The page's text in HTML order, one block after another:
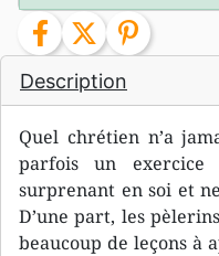
Description
Quel chrétien n’a
parfois un exercice
surprenant en soi et
D’une part, les
beaucoup de leçons à
facebook twitter pinterest